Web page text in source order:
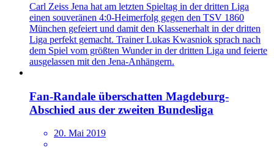
Carl Zeiss Jena hat am letzten Spieltag in der dritten Liga
einen souveränen 4:0-Heimerfolg gegen den TSV 1860
München gefeiert und damit den Klassenerhalt in der dritten
Liga perfekt gemacht. Trainer Lukas Kwasniok sprach nach
dem Spiel vom größten Wunder in der dritten Liga und feierte
ausgelassen mit den Jena-Anhängern.
Fan-Randale überschatten Magdeburg-
Abschied aus der zweiten Bundesliga
20. Mai 2019